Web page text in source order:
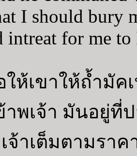
I should bury
intreat for me
ให้เขาให้ถ้ำมั
พเจ้า มันอยู่ที่
จ้าเต็มตามรา